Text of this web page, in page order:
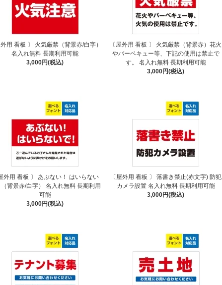
用 看板 〕 火気厳禁（背景赤/白字）
名入れ無料 長期利用可能
3,000円(税込)
〔屋外用 看板 〕 火気厳禁（背景赤）花火
やバーベキュー等、下記の使用は禁止で
す。 名入れ無料 長期利用可能
3,000円(税込)
外用 看板 〕 あぶない！ はいらない
背景赤/白字） 名入れ無料 長期利用
可能
3,000円(税込)
〔屋外用 看板 〕 落書き禁止(赤文字) 防犯
カメラ設置 名入れ無料 長期利用可能
3,000円(税込)